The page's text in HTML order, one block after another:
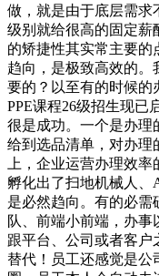
做，就是由于底层需求
级别就给很高的固定薪
的矫捷性其实常主要
趋向，是极致高效的
要的？以至有的时候的
PPE课程26级招生现已
很是成功。一个是办理
给到选品清单，对办理
上，企业运营办理效
孵化出了扫地机械人、
是必然趋向。有的必需
队、前端小前端，办事
跟平台、公司或者客户
替代！员工还感觉是公